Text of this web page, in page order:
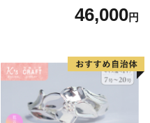
46,000円